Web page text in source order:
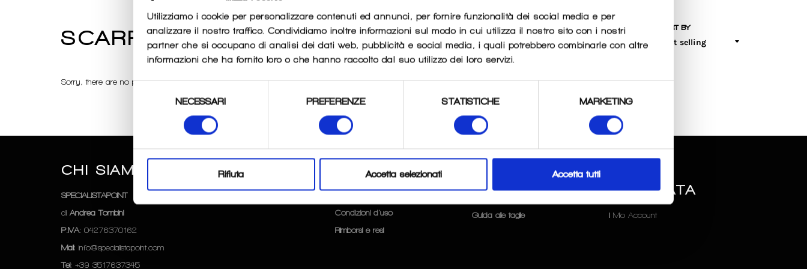
Utilizziamo i cookie per personalizzare contenuti ed annunci, per fornire funzionalità dei social media e per
analizzare il nostro traffico. Condividiamo inoltre informazioni sul modo in cui utilizza il nostro sito con i nostri
partner che si occupano di analisi dei dati web, pubblicità e social media, i quali potrebbero combinarle con altre
informazioni che ha fornito loro o che hanno raccolto dal suo utilizzo dei loro servizi.
Selezione
NECESSARI PREFERENZE STATISTICHE MARKETING
Rifiuta Accetta selezionati Accetta tutti
SCARPE_RUNNING_ROAD_RUNNING SORT BY
Sorry, there are no products in this collection
CHI SIAMO
SPECIALISTAPOINT
diAndrea Tombini
P.IVA: 04276370162
Mail: info@specialistapoint.com
Tel: +39 3517637345
SEGUICI FAQ
Condizioni d'uso
Rimborsi e resi
CLIENTI
Guida alle taglie
RISERVATA
Il Mio Account